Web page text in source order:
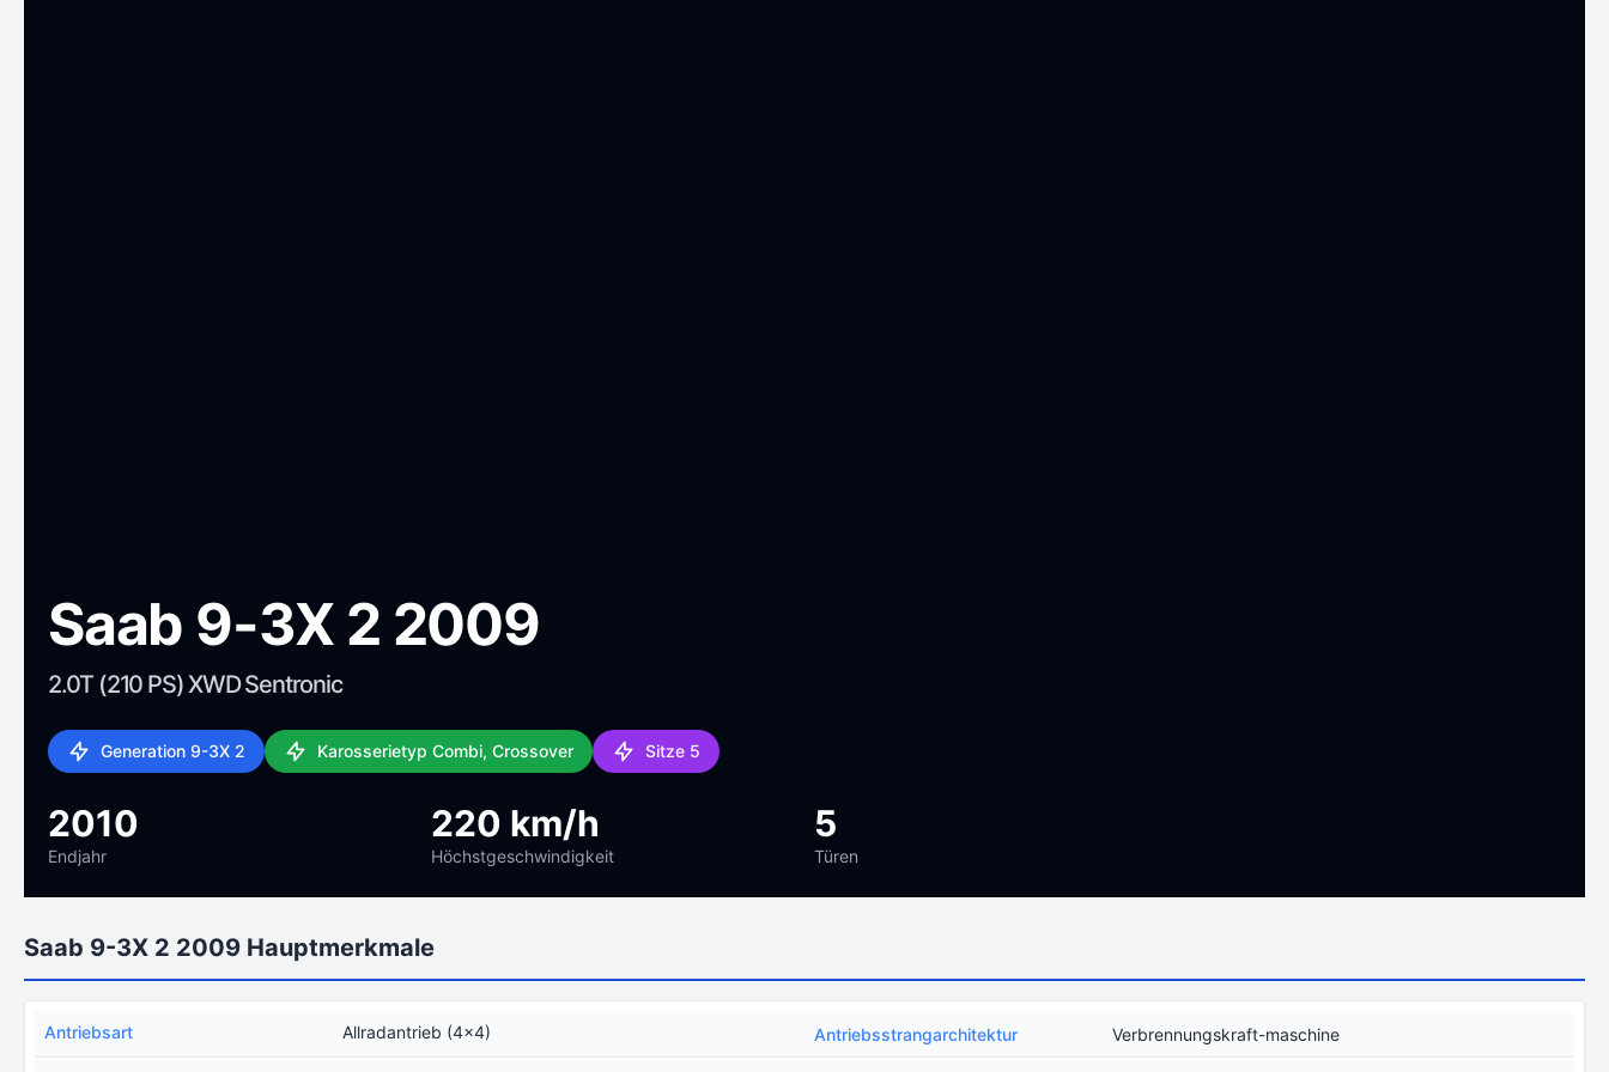
Saab 9-3X 2 2009
2.0T (210 PS) XWD Sentronic
Generation 9-3X 2 Karosserietyp Combi, Crossover Sitze 5
2010
Endjahr
220 km/h
Höchstgeschwindigkeit
5
Türen
Saab 9-3X 2 2009 Hauptmerkmale
Antriebsart Allradantrieb (4x4) Antriebsstrangarchitektur Verbrennungskraft-maschine